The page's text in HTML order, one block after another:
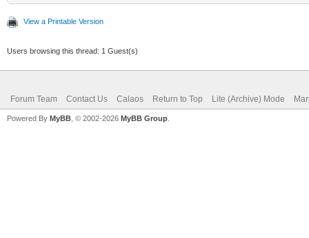
View a Printable Version
Users browsing this thread: 1 Guest(s)
Forum Team Contact Us Calaos Return to Top Lite (Archive) Mode
Powered By MyBB , © 2002-2026 MyBB Group